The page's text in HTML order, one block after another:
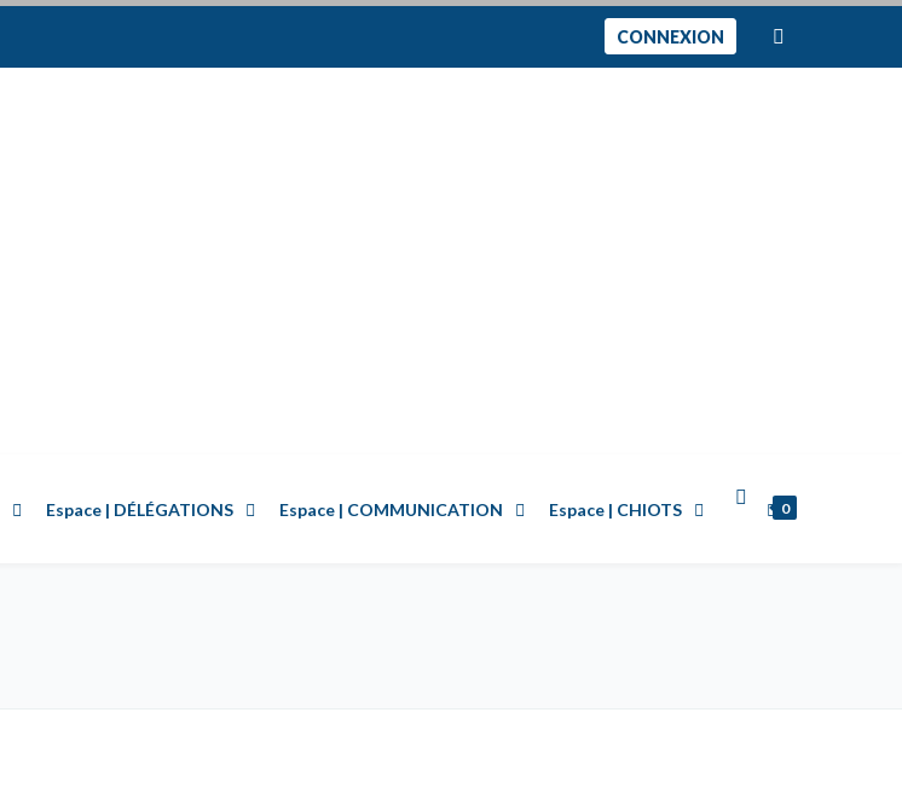
CONNEXION
0
Espace | DÉLÉGATIONS Espace | COMMUNICATION Espace | CHIOTS